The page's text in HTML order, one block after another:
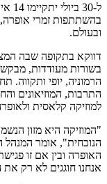
ל-
בהשתתפות זמרי
ובעולם.
דווקא בתקופה שבה
בשורות מעודדות,
הרמוניה, יופי ותקווה.
התרבות, המוזיאונים
למוזיקה קלאסית
"המוזיקה היא מזון
הנוכחית", אומר המנהל
האופרה ובין אם זו
אנחנו חוגגים לא רק